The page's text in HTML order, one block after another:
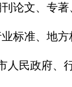
论文、专
标准、地
人民政府、